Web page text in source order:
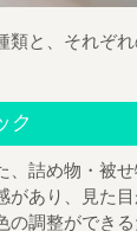
類と、それぞ
ク
、詰め物・被
があり、見た
の調整ができ